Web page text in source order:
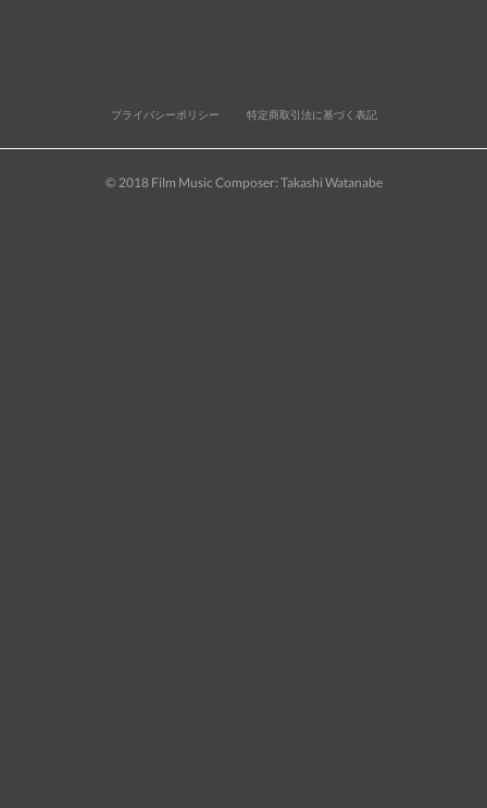
プライバシーポリシー 特定商取引法に基づく表記
© 2018 Film Music Composer: Takashi Watanabe